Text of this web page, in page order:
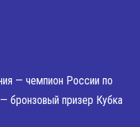
— чемпион России по
бронзовый призер Кубка